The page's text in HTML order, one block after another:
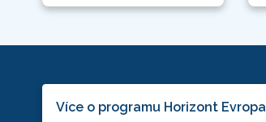
Více o programu Horizont Evropa